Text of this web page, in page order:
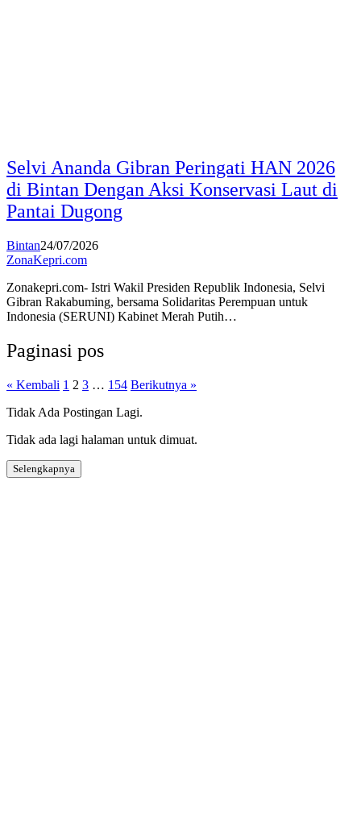
Selvi Ananda Gibran Peringati HAN 2026
di Bintan Dengan Aksi Konservasi Laut di
Pantai Dugong
Bintan24/07/2026
ZonaKepri.com
Zonakepri.com- Istri Wakil Presiden Republik Indonesia, Selvi
Gibran Rakabuming, bersama Solidaritas Perempuan untuk
Indonesia (SERUNI) Kabinet Merah Putih…
Paginasi pos
« Kembali 1 2 3 … 154 Berikutnya »
Tidak Ada Postingan Lagi.
Tidak ada lagi halaman untuk dimuat.
Selengkapnya